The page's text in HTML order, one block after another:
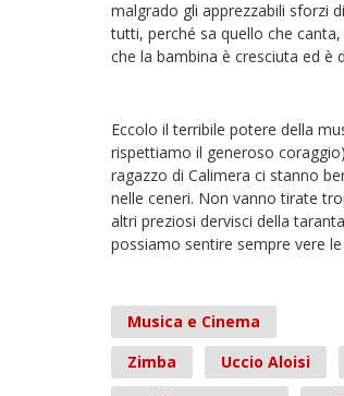
malgrado gli apprezzabili sforzi
tutti, perché sa quello che
che la bambina è cresciuta ed è
Eccolo il terribile potere della
rispettiamo il generoso
ragazzo di Calimera ci stanno
nelle ceneri. Non vanno tirate
altri preziosi dervisci della
possiamo sentire sempre vere
Musica e Cinema
Zimba
Uccio Aloisi